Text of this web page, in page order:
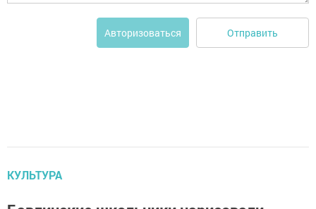
Авторизоваться Отправить
КУЛЬТУРА